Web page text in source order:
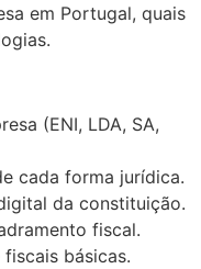
em Portugal, quais
(ENI, LDA, SA,
cada forma jurídica.
da constituição.
fiscal.
básicas.